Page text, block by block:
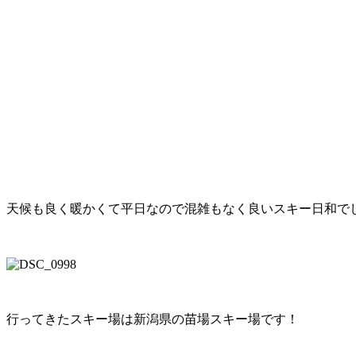
天候も良く暖かくて平日なので混雑もなく良いスキー日和で
行ってきたスキー場は新潟県の苗場スキー場です！